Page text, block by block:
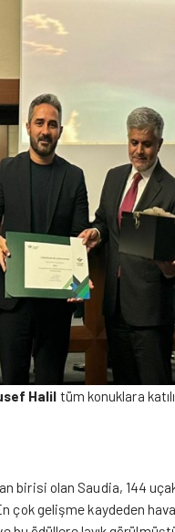
Halil tüm konuklara
birisi olan Saudia, 144
gelişme kaydeden